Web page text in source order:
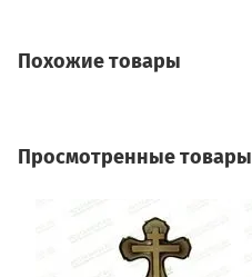
Похожие товары
Просмотренные товары